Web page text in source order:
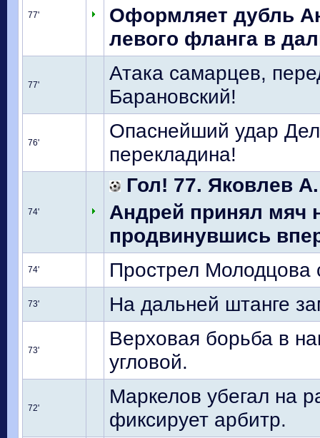
77'
Оформляет дубль
левого фланга в
77'
Атака самарцев,
Барановский!
76'
Опаснейший удар
перекладина!
74'
Гол! 77. Яковлев А.
Андрей принял мяч
продвинувшись
74' Прострел Молодцова
73' На дальней штанге
73'
Верховая борьба в
угловой.
72'
Маркелов убегал на
фиксирует арбитр.